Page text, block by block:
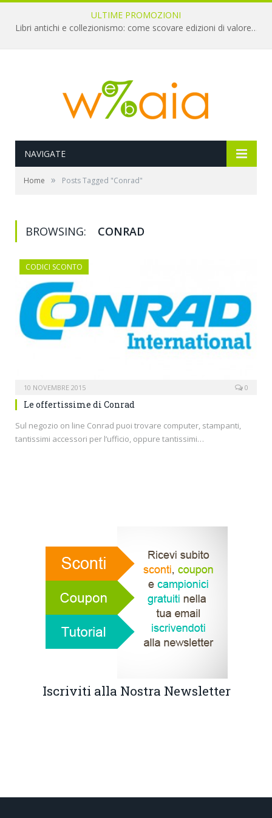
ULTIME PROMOZIONI
Libri antichi e collezionismo: come scovare edizioni di valore a pochi euro
NAVIGATE
Home » Posts Tagged "Conrad"
BROWSING: CONRAD
CODICI SCONTO
10 NOVEMBRE 2015 0
Le offertissime di Conrad
Sul negozio on line Conrad puoi trovare computer, stampanti,
tantissimi accessori per l’ufficio, oppure tantissimi…
Iscriviti alla Nostra Newsletter